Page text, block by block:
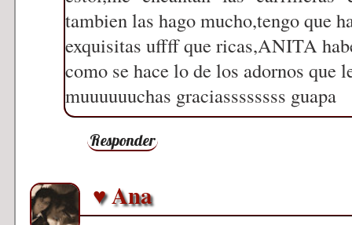
tambien las hago mucho,tengo que
exquisitas uffff que ricas,ANITA
como se hace lo de los adornos que
muuuuuuchas graciassssssss guapa
Responder
♥ Ana